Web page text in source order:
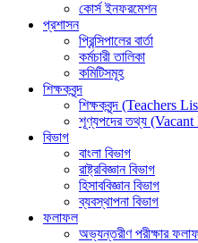
কোর্স ইনফরমেশন
প্রশাসন
প্রিন্সিপালের বার্তা
কর্মচারী তালিকা
কমিটিসমূহ
শিক্ষকবৃন্দ
শিক্ষকবৃন্দ (Teachers
শূণ্যপদের তথ্য (Vacant
বিভাগ
বাংলা বিভাগ
রাষ্ট্রবিজ্ঞান বিভাগ
হিসাববিজ্ঞান বিভাগ
ব্যবস্থাপনা বিভাগ
ফলাফল
অভ্যন্তরীণ পরীক্ষার